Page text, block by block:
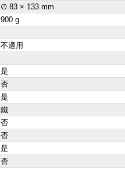
∅ 83 × 133 mm
900 g
不適用
是
否
是
鐵
否
否
是
否